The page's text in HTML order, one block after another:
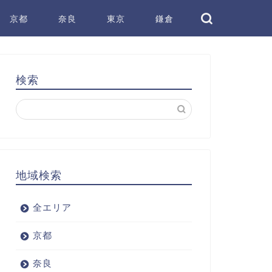
京都 奈良 東京 鎌倉
検索
地域検索
全エリア
京都
奈良